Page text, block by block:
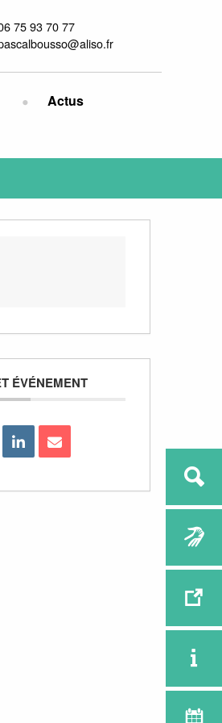
75 93 70 77
Actus
ÉVÉNEMENT